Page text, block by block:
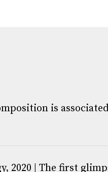
is
2020 | The first